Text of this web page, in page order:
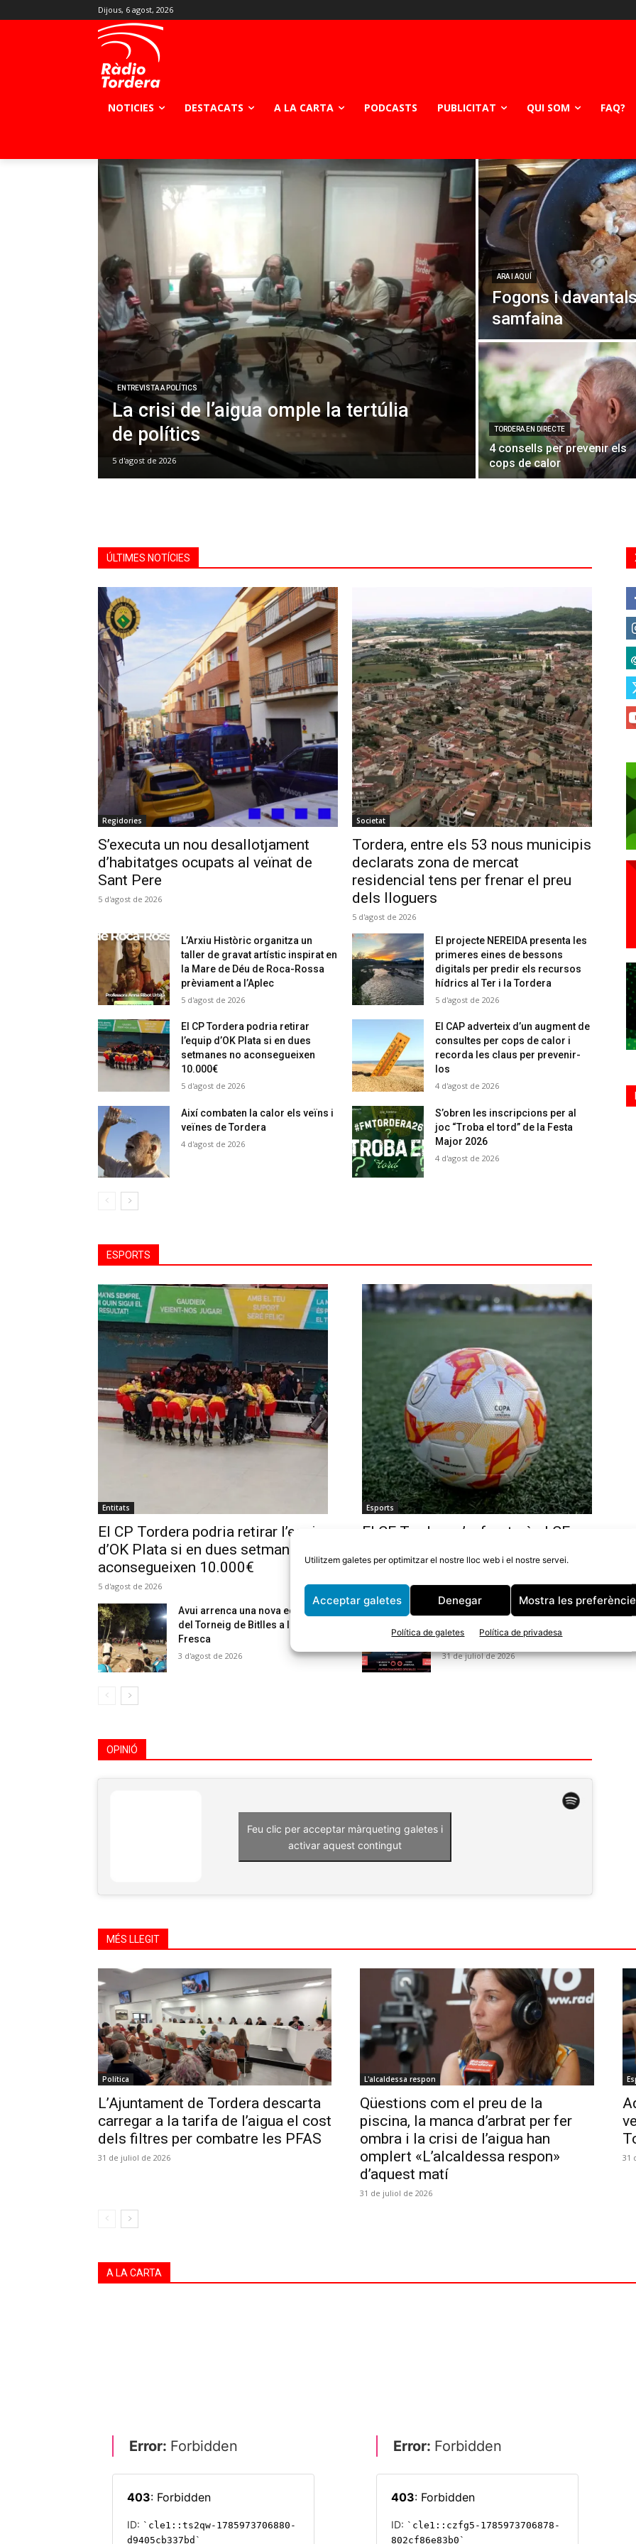
Utilitzem galetes per optimitzar el nostre lloc web i el nostre servei.
Acceptar galetes Denegar Mostra les
Política de galetes Política de privadesa
Dijous, 6 agost, 2026
NOTICIES DESTACATS A LA CARTA PODCASTS PUBLICITAT QUI SOM FAQ?
ENTREVISTA A POLÍTICS
La crisi de l’aigua omple la tertúlia
de polítics
5 d'agost de 2026
ARA I AQUÍ
Fogons i
samfaina
TORDERA EN DIRECTE
4 consells per prevenir els
cops de calor
ÚLTIMES NOTÍCIES
Regidories
S’executa un nou desallotjament
d’habitatges ocupats al veïnat de
Sant Pere
5 d'agost de 2026
Societat
Tordera, entre els 53 nous municipis
declarats zona de mercat
residencial tens per frenar el preu
dels lloguers
5 d'agost de 2026
L’Arxiu Històric organitza un
taller de gravat artístic inspirat en
la Mare de Déu de Roca-Rossa
prèviament a l’Aplec
5 d'agost de 2026
El projecte NEREIDA presenta les
primeres eines de bessons
digitals per predir els recursos
hídrics al Ter i la Tordera
5 d'agost de 2026
El CP Tordera podria retirar
l’equip d’OK Plata si en dues
setmanes no aconsegueixen
10.000€
5 d'agost de 2026
El CAP adverteix d’un augment de
consultes per cops de calor i
recorda les claus per prevenir-
los
4 d'agost de 2026
Així combaten la calor els veïns i
veïnes de Tordera
4 d'agost de 2026
S’obren les inscripcions per al
joc “Troba el tord” de la Festa
Major 2026
4 d'agost de 2026
ESPORTS
Entitats
El CP Tordera podria retirar l’equip
d’OK Plata si en dues setmanes no
aconsegueixen 10.000€
5 d'agost de 2026
Esports
El CF Tordera s’enfrontarà al CE
Copa Catalunya
4 d'agost de 2026
Avui arrenca una nova edició
del Torneig de Bitlles a la
Fresca
3 d'agost de 2026
Aquest dissabte arriba la
Power Yin Tordera
31 de juliol de 2026
OPINIÓ
Feu clic per acceptar màrqueting galetes i
activar aquest contingut
MÉS LLEGIT
Política
L’Ajuntament de Tordera descarta
carregar a la tarifa de l’aigua el cost
dels filtres per combatre les PFAS
31 de juliol de 2026
L'alcaldessa respon
Qüestions com el preu de la
piscina, la manca d’arbrat per fer
ombra i la crisi de l’aigua han
omplert «L’alcaldessa respon»
d’aquest matí
31 de juliol de 2026
31
A LA CARTA